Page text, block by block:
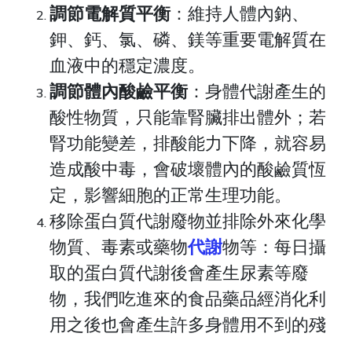
調節電解質平衡：維持人體內鈉、
鉀、鈣、氯、磷、鎂等重要電解質在
血液中的穩定濃度。
調節體內酸鹼平衡：身體代謝產生的
酸性物質，只能靠腎臟排出體外；若
腎功能變差，排酸能力下降，就容易
造成酸中毒，會破壞體內的酸鹼質恆
定，影響細胞的正常生理功能。
移除蛋白質代謝廢物並排除外來化學
物質、毒素或藥物代謝物等：每日攝
取的蛋白質代謝後會產生尿素等廢
物，我們吃進來的食品藥品經消化利
用之後也會產生許多身體用不到的殘